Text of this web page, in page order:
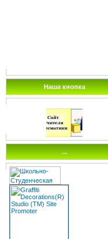
Наша кнопка
...